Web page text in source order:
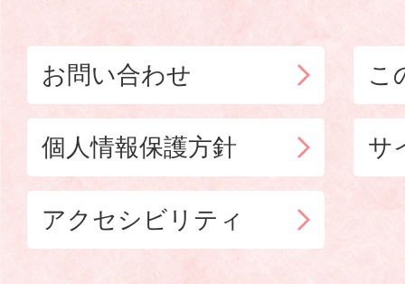
お問い合わせ こ
個人情報保護方針 サ
アクセシビリティ